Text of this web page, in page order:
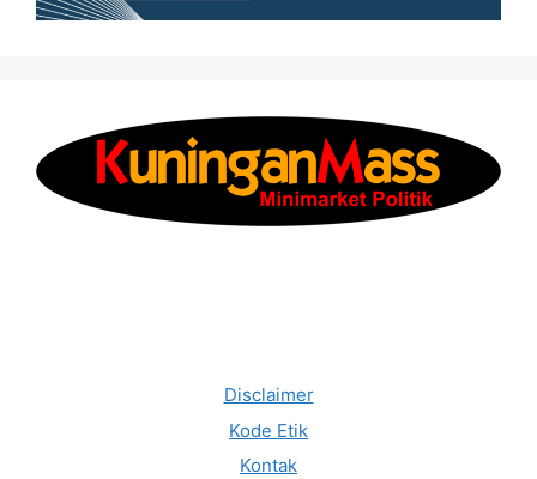
Disclaimer
Kode Etik
Kontak